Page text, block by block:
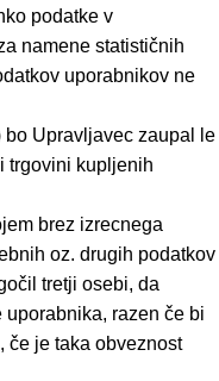
podatke v
namene statističnih
uporabnikov ne
bo Upravljavec zaupal le
trgovini kupljenih
brez izrecnega
oz. drugih podatkov
tretji osebi, da
razen če bi
če je taka obveznost